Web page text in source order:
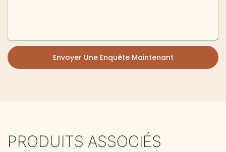
Envoyer Une Enquête Maintenant
PRODUITS ASSOCIÉS